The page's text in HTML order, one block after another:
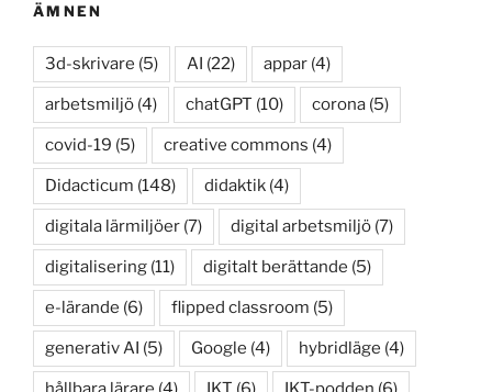
ÄMNEN
3d-skrivare (5) AI (22) appar (4)
arbetsmiljö (4) chatGPT (10) corona (5)
covid-19 (5) creative commons (4)
Didacticum (148) didaktik (4)
digitala lärmiljöer (7) digital arbetsmiljö (7)
digitalisering (11) digitalt berättande (5)
e-lärande (6) flipped classroom (5)
generativ AI (5) Google (4) hybridläge (4)